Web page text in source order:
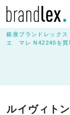
銀座ブランドレックス
エ マレ N42240を買
ルイヴィト